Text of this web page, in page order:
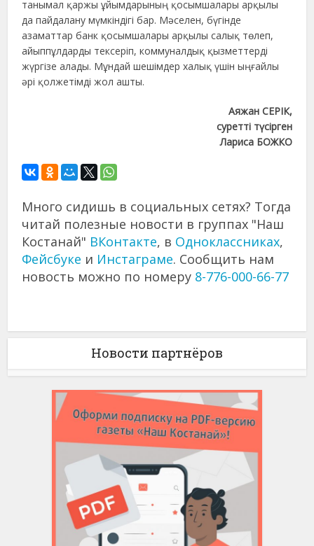
танымал қаржы ұйымдарының қосымшалары арқылы
да пайдалану мүмкіндігі бар. Мәселен, бүгінде
азаматтар банк қосымшалары арқылы салық төлеп,
айыппұлдарды тексеріп, коммуналдық қызметтерді
жүргізе алады. Мұндай шешімдер халық үшін ыңғайлы
әрі қолжетімді жол ашты.
Аяжан СЕРІК,
суретті түсірген
Лариса БОЖКО
Много сидишь в социальных сетях? Тогда
читай полезные новости в группах "Наш
Костанай" ВКонтакте, в Одноклассниках,
Фейсбуке и Инстаграме. Сообщить нам
новость можно по номеру 8-776-000-66-77
Новости партнёров